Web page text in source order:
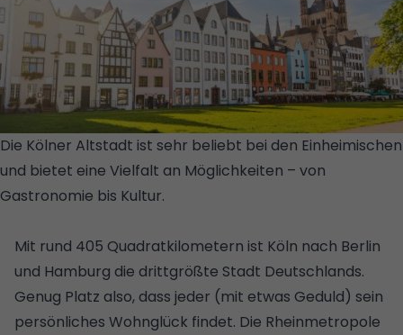
Die Kölner Altstadt ist sehr beliebt bei den Einheimischen
und bietet eine Vielfalt an Möglichkeiten – von
Gastronomie bis Kultur.
Mit rund 405 Quadratkilometern ist Köln nach Berlin
und Hamburg die drittgrößte Stadt Deutschlands.
Genug Platz also, dass jeder (mit etwas Geduld) sein
persönliches Wohnglück findet. Die Rheinmetropole